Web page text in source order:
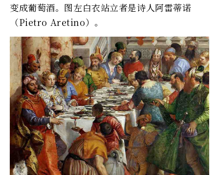
变成葡萄酒。图左白衣站立者是诗人阿雷蒂诺
（Pietro Aretino）。